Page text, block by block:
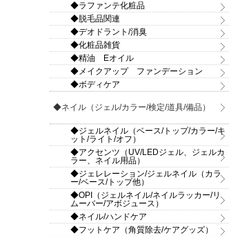
◆ラファンテ化粧品
◆脱毛品関連
◆デオドラント/消臭
◆化粧品雑貨
◆精油 Eオイル
◆メイクアップ ファンデーション
◆ボディケア
◆ネイル（ジェル/カラー/検定/道具/備品）
◆ジェルネイル（ベース/トップ/カラー/キ
ット/ライト/オフ）
◆アクセンツ（UV/LEDジェル、ジェルカ
ラー、ネイル用品）
◆ジェレレーション/ジェルネイル（カラ
ー/ベース/トップ他）
◆OPI（ジェルネイル/ネイルラッカー/リ
ムーバー/アボジュース）
◆ネイル/ハンドケア
◆フットケア（角質除去/ケアグッズ）